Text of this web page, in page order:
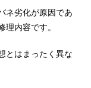
ネ劣化が原因であ
内容です。
とはまったく異な